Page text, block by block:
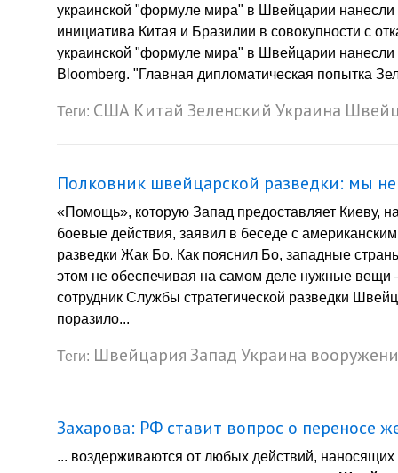
украинской "формуле мира" в Швейцарии
инициатива Китая и Бразилии в совокупности с
украинской "формуле мира" в Швейцарии
Bloomberg. "Главная дипломатическая попытка
Теги: США Китай Зеленский Украина
Полковник швейцарской разведки: мы
«Помощь», которую Запад предоставляет Киеву,
боевые действия, заявил в беседе с
разведки Жак Бо. Как пояснил Бо, западные
этом не обеспечивая на самом деле нужные
сотрудник Службы стратегической разведки
поразило...
Теги: Швейцария ЗападУкраина
Захарова: РФ ставит вопрос о переносе
... воздерживаются от любых действий,